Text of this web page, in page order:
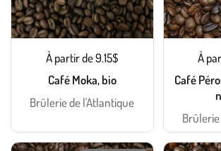
À partir de 9.15$
Café Moka, bio
Brûlerie de l'Atlantique
À
Café